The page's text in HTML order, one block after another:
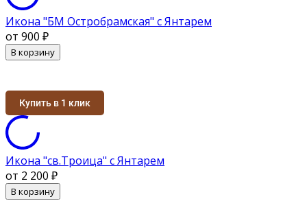
Икона "БМ Остробрамская" с Янтарем
от 900 ₽
В корзину
Купить в 1 клик
Икона "св.Троица" с Янтарем
от 2 200 ₽
В корзину